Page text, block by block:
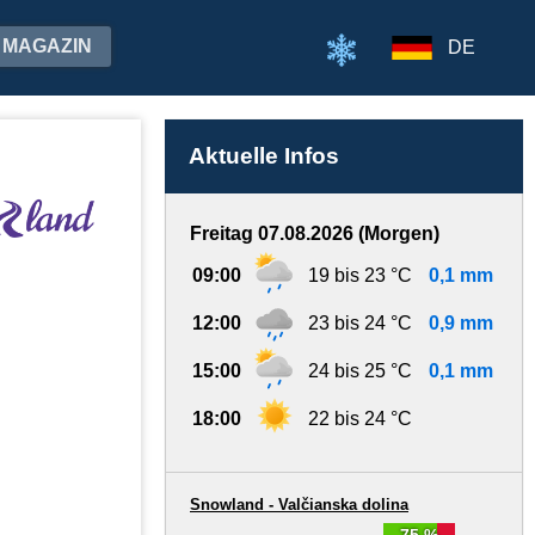
MAGAZIN DE
Aktuelle Infos
Freitag 07.08.2026 (Morgen)
09:00 19 bis 23 °C 0,1 mm
12:00 23 bis 24 °C 0,9 mm
15:00 24 bis 25 °C 0,1 mm
18:00 22 bis 24 °C
Snowland - Valčianska dolina